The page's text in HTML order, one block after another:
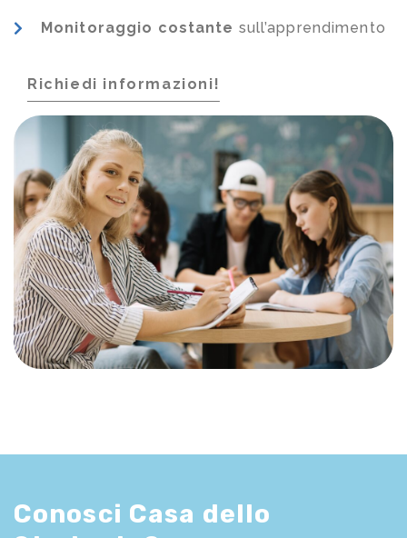
Monitoraggio costante sull’apprendimento
Richiedi informazioni!
Conosci Casa dello